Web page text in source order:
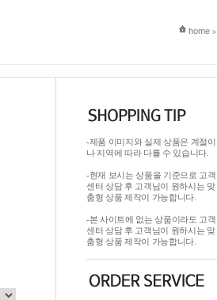
현재 위치
home >
-제품 이미지와 실제 상품은 계절이
나 지역에 따라 다를 수 있습니다.
-현재 보시는 상품을 기준으로 고객
센터 상담 후 고객님이 원하시는 맞
춤형 상품 제작이 가능합니다.
-본 사이트에 없는 상품이라도 고객
센터 상담 후 고객님이 원하시는 맞
춤형 상품 제작이 가능합니다.